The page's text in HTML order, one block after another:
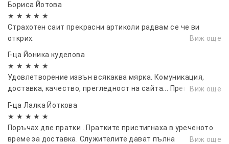
Бориса Йотова
★ ★ ★ ★ ★
Страхотен саит прекрасни артиколи радвам се че ви
открих.
Виж още
Г-ца Йоника куделова
★ ★ ★ ★ ★
Удовлетворение извън всякаква мярка. Комуникация,
доставка, качество, прегледност на сайта... Препоръчвам
Виж още
Г-ца Лалка Йоткова
★ ★ ★ ★ ★
Поръчах две пратки . Пратките пристигнаха в уреченото
време за доставка. Служителите дават пълна
Виж още